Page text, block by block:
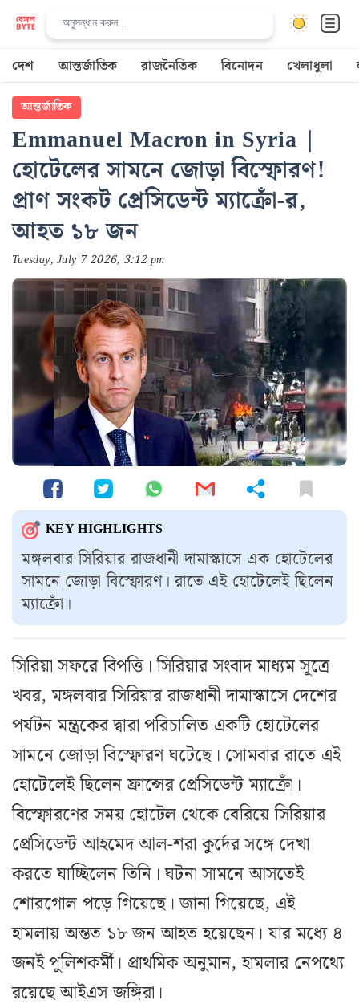
দেশ আন্তর্জাতিক রাজনৈতিক বিনোদন খেলাধুলা
আন্তর্জাতিক
Emmanuel Macron in Syria |
হোটেলের সামনে জোড়া বিস্ফোরণ!
প্রাণ সংকট প্রেসিডেন্ট ম্যাক্রোঁ-র,
আহত ১৮ জন
Tuesday, July 7 2026, 3:12 pm
KEY HIGHLIGHTS
মঙ্গলবার সিরিয়ার রাজধানী দামাস্কাসে এক হোটেলের
সামনে জোড়া বিস্ফোরণ। রাতে এই হোটেলেই ছিলেন
ম্যাক্রোঁ।
সিরিয়া সফরে বিপত্তি। সিরিয়ার সংবাদ মাধ্যম সূত্রে
খবর, মঙ্গলবার সিরিয়ার রাজধানী দামাস্কাসে দেশের
পর্যটন মন্ত্রকের দ্বারা পরিচালিত একটি হোটেলের
সামনে জোড়া বিস্ফোরণ ঘটেছে। সোমবার রাতে এই
হোটেলেই ছিলেন ফ্রান্সের প্রেসিডেন্ট ম্যাক্রোঁ।
বিস্ফোরণের সময় হোটেল থেকে বেরিয়ে সিরিয়ার
প্রেসিডেন্ট আহমেদ আল-শরা কুর্দের সঙ্গে দেখা
করতে যাচ্ছিলেন তিনি। ঘটনা সামনে আসতেই
শোরগোল পড়ে গিয়েছে। জানা গিয়েছে, এই
হামলায় অন্তত ১৮ জন আহত হয়েছেন। যার মধ্যে ৪
জনই পুলিশকর্মী। প্রাথমিক অনুমান, হামলার নেপথ্যে
রয়েছে আইএস জঙ্গিরা।